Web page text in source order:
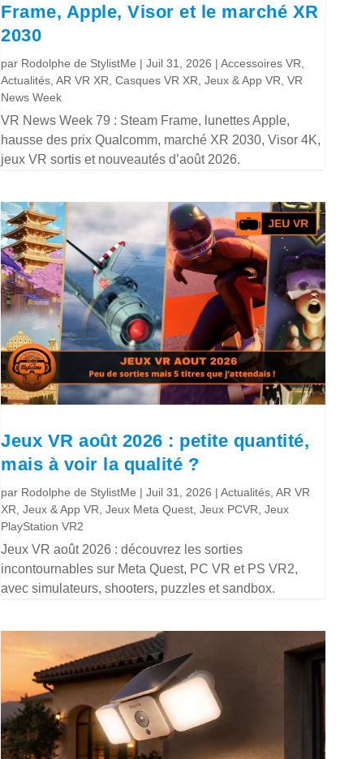
Frame, Apple, Visor et le marché XR
2030
par Rodolphe de StylistMe |Juil 31, 2026 |Accessoires VR
Actualités ,AR VR XR ,Casques VR XR ,Jeux & App VR ,VR
News Week
VR News Week 79 : Steam Frame, lunettes Apple,
hausse des prix Qualcomm, marché XR 2030, Visor 4K,
jeux VR sortis et nouveautés d’août 2026.
Jeux VR août 2026 : petite quantité,
mais à voir la qualité ?
par Rodolphe de StylistMe |Juil 31, 2026 |Actualités ,AR VR
XR ,Jeux & App VR ,Jeux Meta Quest ,Jeux PCVR ,Jeux
PlayStation VR2
Jeux VR août 2026 : découvrez les sorties
incontournables sur Meta Quest, PC VR et PS VR2,
avec simulateurs, shooters, puzzles et sandbox.